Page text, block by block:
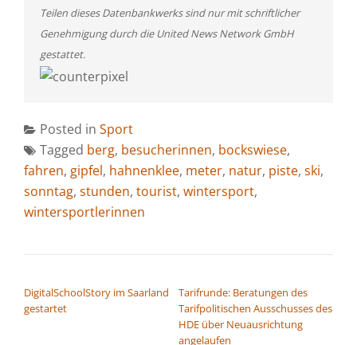
Teilen dieses Datenbankwerks sind nur mit schriftlicher
Genehmigung durch die United News Network GmbH
gestattet.
Posted in Sport
Tagged berg, besucherinnen, bockswiese,
fahren, gipfel, hahnenklee, meter, natur, piste, ski,
sonntag, stunden, tourist, wintersport,
wintersportlerinnen
DigitalSchoolStory im Saarland
gestartet
Tarifrunde: Beratungen des
Tarifpolitischen Ausschusses des
HDE über Neuausrichtung
angelaufen